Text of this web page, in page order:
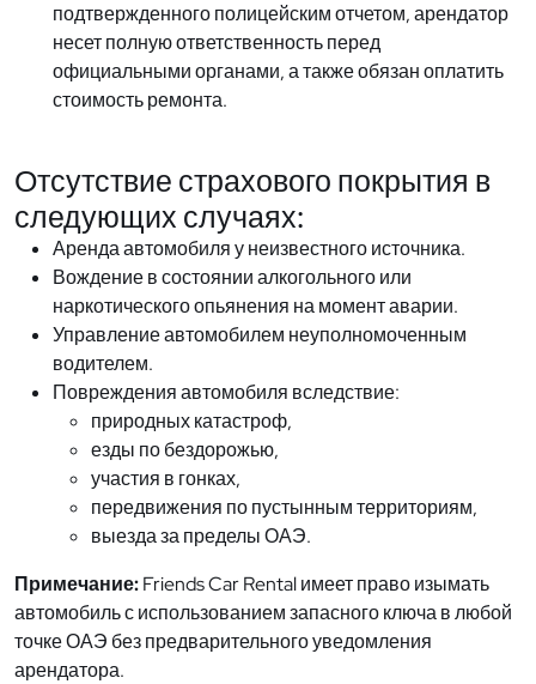
подтвержденного полицейским отчетом, арендатор
несет полную ответственность перед
официальными органами, а также обязан оплатить
стоимость ремонта.
Отсутствие страхового покрытия в
следующих случаях:
Аренда автомобиля у неизвестного источника.
Вождение в состоянии алкогольного или
наркотического опьянения на момент аварии.
Управление автомобилем неуполномоченным
водителем.
Повреждения автомобиля вследствие:
природных катастроф,
езды по бездорожью,
участия в гонках,
передвижения по пустынным территориям,
выезда за пределы ОАЭ.
Примечание:Friends Car Rental имеет право изымать
автомобиль с использованием запасного ключа в любой
точке ОАЭ без предварительного уведомления
арендатора.